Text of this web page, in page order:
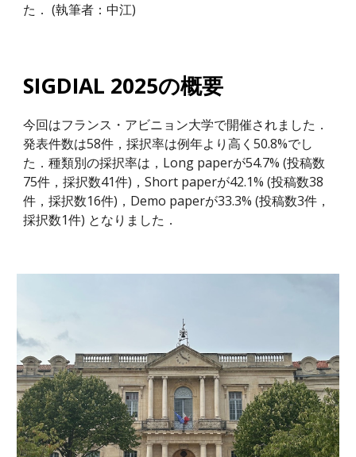
た． (執筆者：中江)
SIGDIAL 2025の概要
今回はフランス・アビニョン大学で開催されました．
発表件数は58件，採択率は例年より高く50.8%でし
た．種類別の採択率は，Long paperが54.7% (投稿数
75件，採択数41件)，Short paperが42.1% (投稿数38
件，採択数16件)，Demo paperが33.3% (投稿数3件，
採択数1件) となりました．